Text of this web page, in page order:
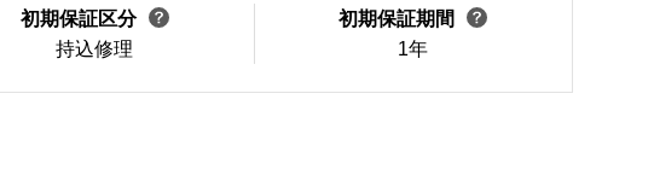
初期保証区分
持込修理
初期保証期間
1年